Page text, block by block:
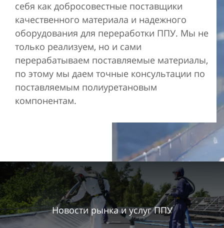
себя как добросовестные поставщики
качественного материала и надежного
оборудования для переработки ППУ. Мы не
только реализуем, но и сами
перерабатываем поставляемые материалы,
по этому мы даем точные консультации по
поставляемым полиуретановым
компонентам.
Новости рынка и услуг ППУ